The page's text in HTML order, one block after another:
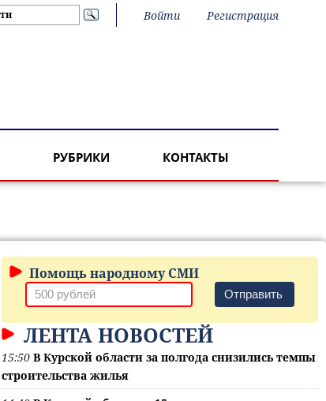
Войти Регистрация
РУБРИКИ КОНТАКТЫ
Помощь народному СМИ
Отправить
ЛЕНТА НОВОСТЕЙ
15:50 В Курской области за полгода снизились темпы
строительства жилья